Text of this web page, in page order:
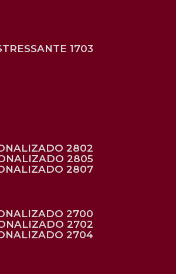
1703
2802
2805
2807
2700
2702
2704